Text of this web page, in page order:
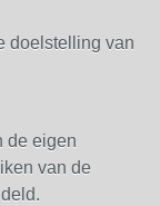
doelstelling van
de eigen
van de